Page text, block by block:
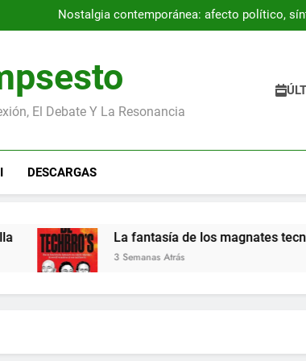
Nostalgia contemporánea: afecto político,
Entrevista con los autores del libro “Byung-
Nostalgia contemporánea: afecto político,
Entrevista con los autores del libro “Byung-
El Debate Y La Resonancia
DESCARGAS
La fantasía de los magnates
3 Semanas Atrás